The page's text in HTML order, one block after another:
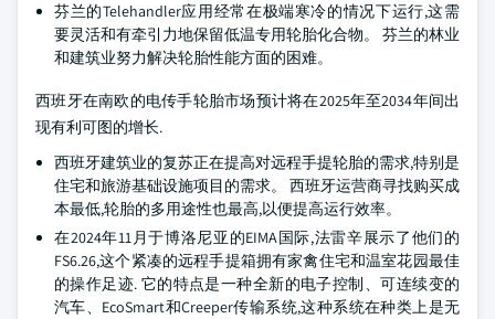
芬兰的Telehandler应用经常在极端寒冷的情况下运行,这需
要灵活和有牵引力地保留低温专用轮胎化合物。 芬兰的林业
和建筑业努力解决轮胎性能方面的困难。
西班牙在南欧的电传手轮胎市场预计将在2025年至2034年间出
现有利可图的增长.
西班牙建筑业的复苏正在提高对远程手提轮胎的需求,特别是
住宅和旅游基础设施项目的需求。 西班牙运营商寻找购买成
本最低,轮胎的多用途性也最高,以便提高运行效率。
在2024年11月于博洛尼亚的EIMA国际,法雷辛展示了他们的
FS6.26,这个紧凑的远程手提箱拥有家禽住宅和温室花园最佳
的操作足迹. 它的特点是一种全新的电子控制、可连续变的
汽车、EcoSmart和Creeper传输系统,这种系统在种类上是无